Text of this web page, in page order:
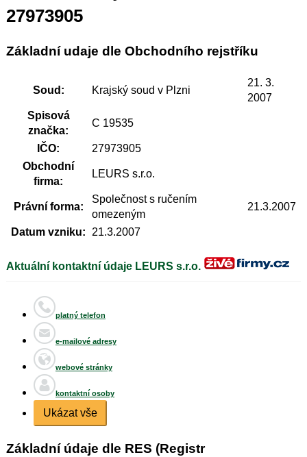
27973905
Základní udaje dle Obchodního rejstříku
Soud: Krajský soud v Plzni
21. 3.
2007
Spisová
značka:
C 19535
IČO:
27973905
Obchodní
firma:
LEURS s.r.o.
Právní forma:
Společnost s ručením
omezeným
21.3.2007
Datum vzniku: 21.3.2007
Aktuální kontaktní údaje LEURS s.r.o.
platný telefon
e-mailové adresy
webové stránky
kontaktní osoby
Ukázat vše
Základní údaje dle RES (Registr